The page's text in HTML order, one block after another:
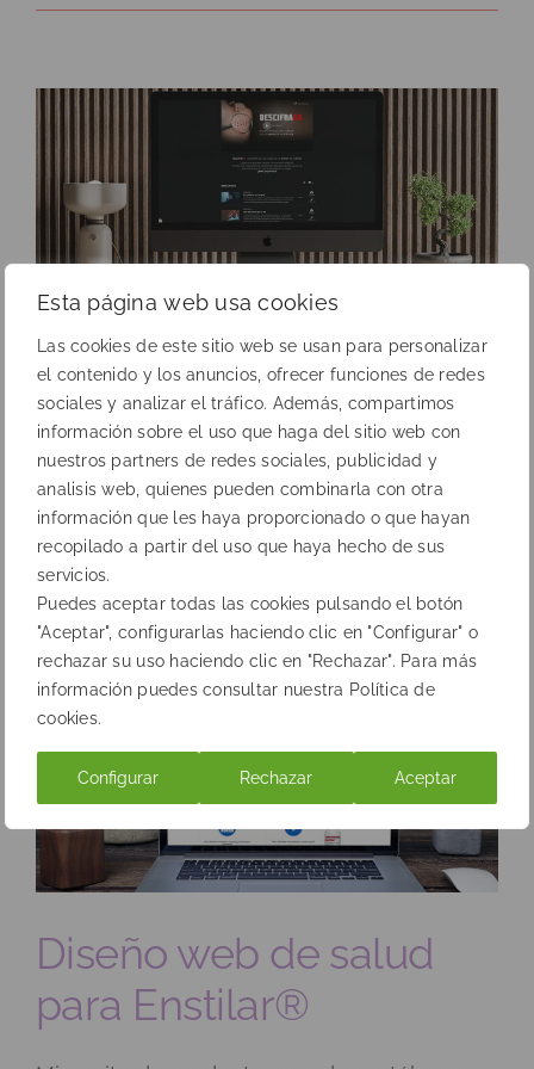
Esta página web usa cookies
Las cookies de este sitio web se usan para personalizar
el contenido y los anuncios, ofrecer funciones de redes
sociales y analizar el tráfico. Además, compartimos
información sobre el uso que haga del sitio web con
nuestros partners de redes sociales, publicidad y
analisis web, quienes pueden combinarla con otra
información que les haya proporcionado o que hayan
recopilado a partir del uso que haya hecho de sus
servicios.
Puedes aceptar todas las cookies pulsando el botón
"Aceptar", configurarlas haciendo clic en "Configurar" o
rechazar su uso haciendo clic en "Rechazar". Para más
información puedes consultar nuestra Política de
cookies.
Configurar Rechazar Aceptar
web
DermaWorld
Diseño web de salud
para Descifrada
Deasarrollo de plataforma streaming para
dermatólogos - Cliente: LEO Pharma
Porcgdeideas | 29 de diciembre de
2021 | Healthcare
Diseño
web
de
salud
Más información
Diseño web de salud
para Enstilar®